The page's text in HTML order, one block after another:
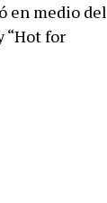
en medio del
“Hot for